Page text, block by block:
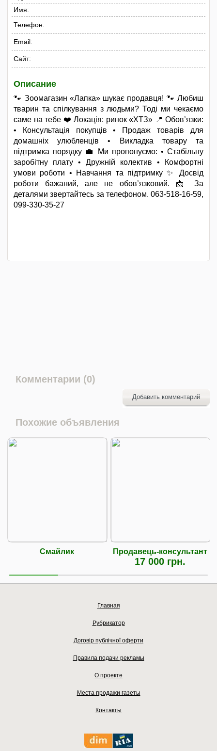
Имя:
Телефон:
Email:
Сайт:
Описание
🐾 Зоомагазин «Лапка» шукає продавця! 🐾 Любиш
тварин та спілкування з людьми? Тоді ми чекаємо
саме на тебе ❤️ Локація: ринок «ХТЗ» 📍 Обов’язки:
• Консультація покупців • Продаж товарів для
домашніх улюбленців • Викладка товару та
підтримка порядку 💼 Ми пропонуємо: • Стабільну
заробітну плату • Дружній колектив • Комфортні
умови роботи • Навчання та підтримку ✨ Досвід
роботи бажаний, але не обов’язковий. 📩 За
деталями звертайтесь за телефоном. 063-518-16-59,
099-330-35-27
Комментарии (0)
Добавить комментарий
Похожие объявления
Смайлик Продавець-консультант
17 000 грн.
Главная
Рубрикатор
Договір публічної оферти
Правила подачи рекламы
О проекте
Места продажи газеты
Контакты